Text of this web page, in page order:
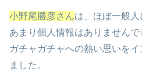
小野尾勝彦さんは、ほぼ一般
あまり個人情報はありませんで
ガチャガチャへの熱い思いを
ました。